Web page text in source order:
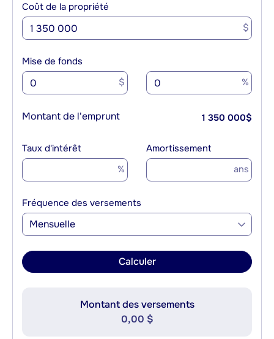
Coût de la propriété
$
Mise de fonds
$ %
Montant de l'emprunt 1 350 000$
Taux d'intérêt
%
Amortissement
ans
Fréquence des versements
Mensuelle
Calculer
Montant des versements
0,00 $